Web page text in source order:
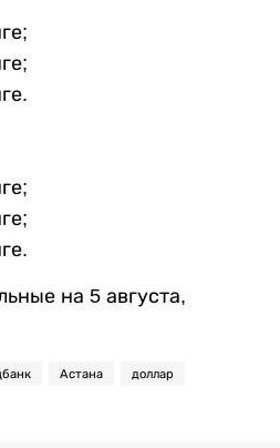
на 5 августа,
Астана доллар